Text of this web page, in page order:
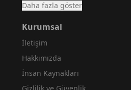
Daha fazla göster
Kurumsal
İletişim
Hakkımızda
İnsan Kaynakları